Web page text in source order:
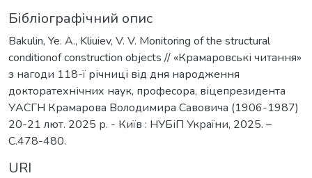
Бібліографічний опис
Bakulin, Ye. A., Kliuiev, V. V. Monitoring of the structural
conditionof construction objects // «Крамаровські читання»
з нагоди 118-ї річниці від дня народження
докторатехнічних наук, професора, віцепрезидента
УАСГН Крамарова Володимира Савовича (1906-1987)
20-21 лют. 2025 р. - Київ : НУБіП України, 2025. –
С.478-480.
URI